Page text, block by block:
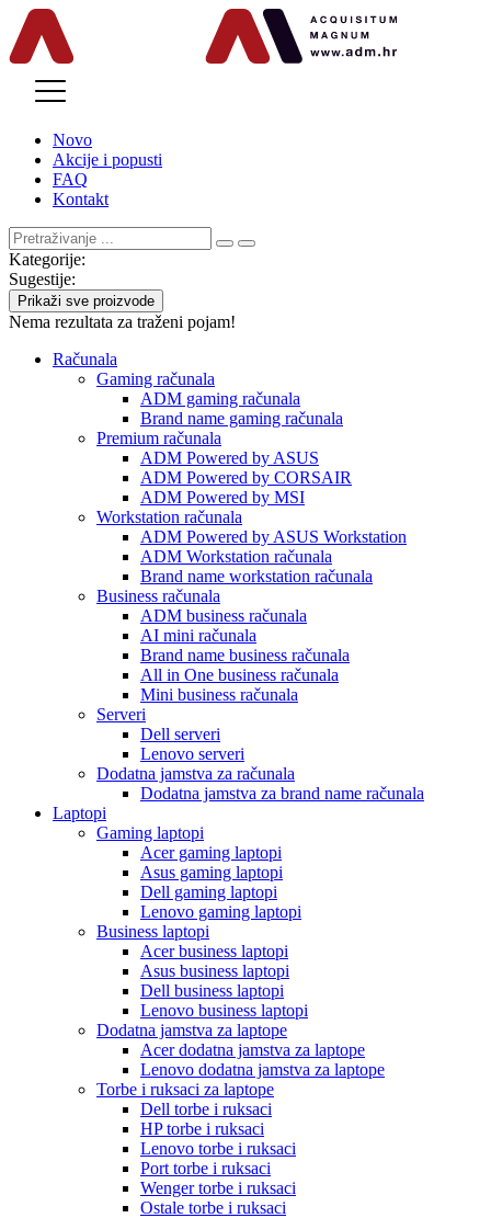
Novo
Akcije i popusti
FAQ
Kontakt
Kategorije:
Sugestije:
Prikaži sve proizvode
Nema rezultata za traženi pojam!
Računala
Gaming računala
ADM gaming računala
Brand name gaming računala
Premium računala
ADM Powered by ASUS
ADM Powered by CORSAIR
ADM Powered by MSI
Workstation računala
ADM Powered by ASUS Workstation
ADM Workstation računala
Brand name workstation računala
Business računala
ADM business računala
AI mini računala
Brand name business računala
All in One business računala
Mini business računala
Serveri
Dell serveri
Lenovo serveri
Dodatna jamstva za računala
Dodatna jamstva za brand name računala
Laptopi
Gaming laptopi
Acer gaming laptopi
Asus gaming laptopi
Dell gaming laptopi
Lenovo gaming laptopi
Business laptopi
Acer business laptopi
Asus business laptopi
Dell business laptopi
Lenovo business laptopi
Dodatna jamstva za laptope
Acer dodatna jamstva za laptope
Lenovo dodatna jamstva za laptope
Torbe i ruksaci za laptope
Dell torbe i ruksaci
HP torbe i ruksaci
Lenovo torbe i ruksaci
Port torbe i ruksaci
Wenger torbe i ruksaci
Ostale torbe i ruksaci